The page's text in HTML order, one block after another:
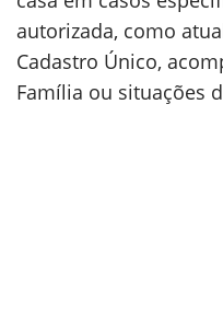
autorizada, como
Cadastro Único,
Família ou situações